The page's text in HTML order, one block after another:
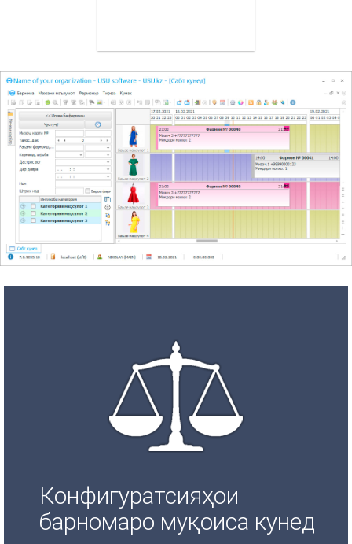
Конфигуратсияҳои
барномаро муқоиса кунед